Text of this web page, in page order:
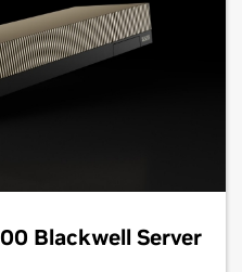
Blackwell Server